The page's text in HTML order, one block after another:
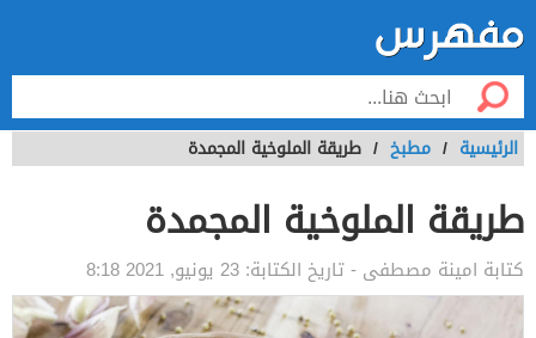
الرئيسية / مطبخ / طريقة الملوخية المجمدة
طريقة الملوخية المجمدة
كتابة امينة مصطفى - تاريخ الكتابة: 23 يونيو, 2021 8:18